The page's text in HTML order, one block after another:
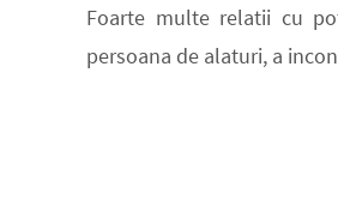
Foarte multe relatii cu
persoana de alaturi, a